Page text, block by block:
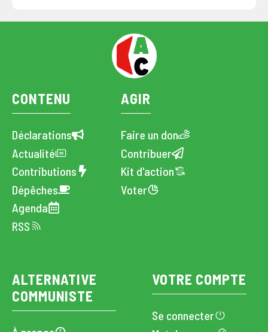
CONTENU
Déclarations
Actualité
Contributions
Dépêches
Agenda
RSS
AGIR
Faire un don
Contribuer
Kit d'action
Voter
ALTERNATIVE
COMMUNISTE
VOTRE COMPTE
Se connecter